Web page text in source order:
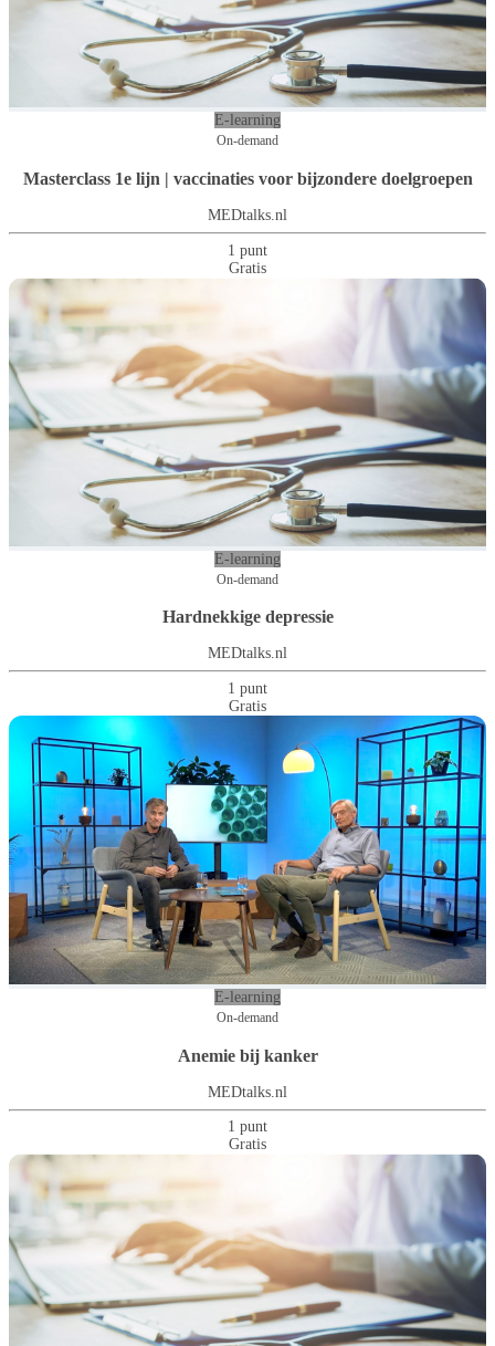
E-learning
On-demand
Masterclass 1e lijn | vaccinaties voor bijzondere doelgroepen
MEDtalks.nl
1 punt
Gratis
E-learning
On-demand
Hardnekkige depressie
MEDtalks.nl
1 punt
Gratis
E-learning
On-demand
Anemie bij kanker
MEDtalks.nl
1 punt
Gratis